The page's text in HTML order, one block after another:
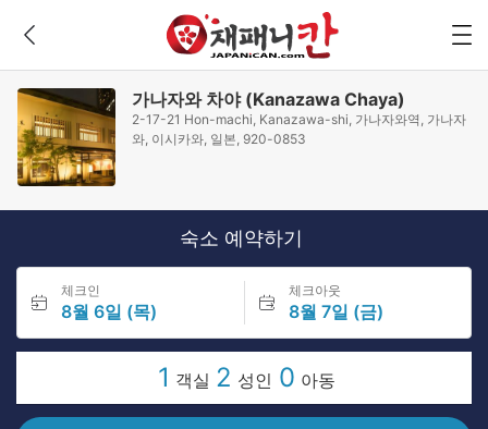
가나자와 차야 (Kanazawa Chaya)
2-17-21 Hon-machi, Kanazawa-shi, 가나자와역, 가나자
와, 이시카와, 일본, 920-0853
숙소 예약하기
체크인
8월 6일 (목)
체크아웃
8월 7일 (금)
1 객실 2 성인 0 아동